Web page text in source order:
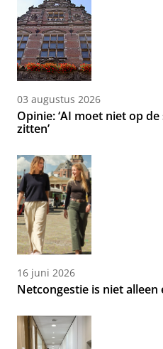
03 augustus 2026
Opinie: ‘AI moet niet op
zitten’
16 juni 2026
Netcongestie is niet